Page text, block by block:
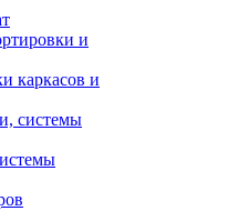
и
каркасов и
системы